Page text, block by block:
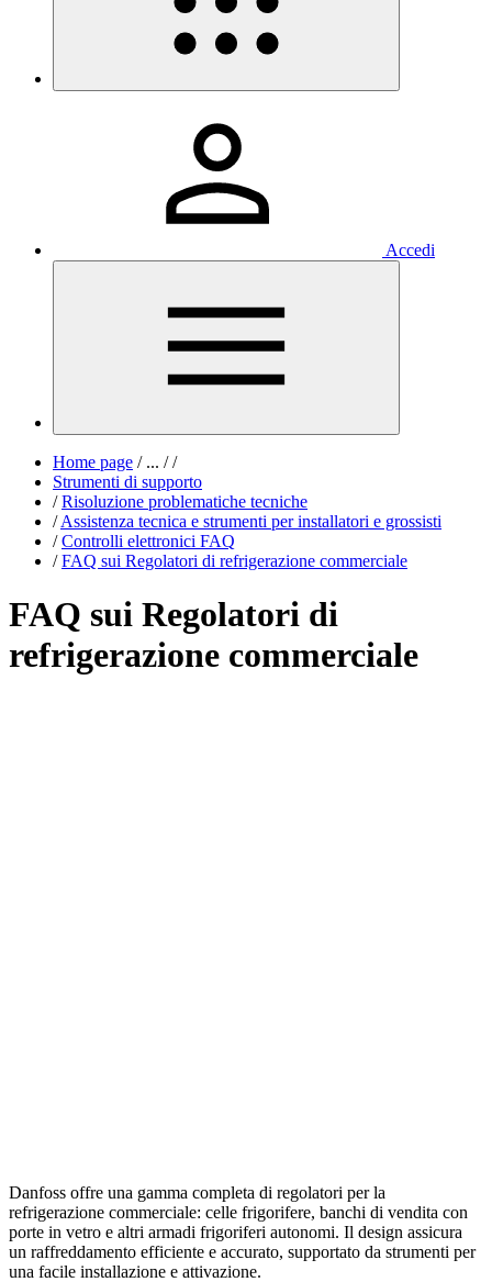
Accedi
Home page /... / /
Strumenti di supporto
/ Risoluzione problematiche tecniche
/ Assistenza tecnica e strumenti per installatori e grossisti
/ Controlli elettronici FAQ
/ FAQ sui Regolatori di refrigerazione commerciale
FAQ sui Regolatori di
refrigerazione commerciale
Danfoss offre una gamma completa di regolatori per la
refrigerazione commerciale: celle frigorifere, banchi di vendita con
porte in vetro e altri armadi frigoriferi autonomi. Il design assicura
un raffreddamento efficiente e accurato, supportato da strumenti per
una facile installazione e attivazione.